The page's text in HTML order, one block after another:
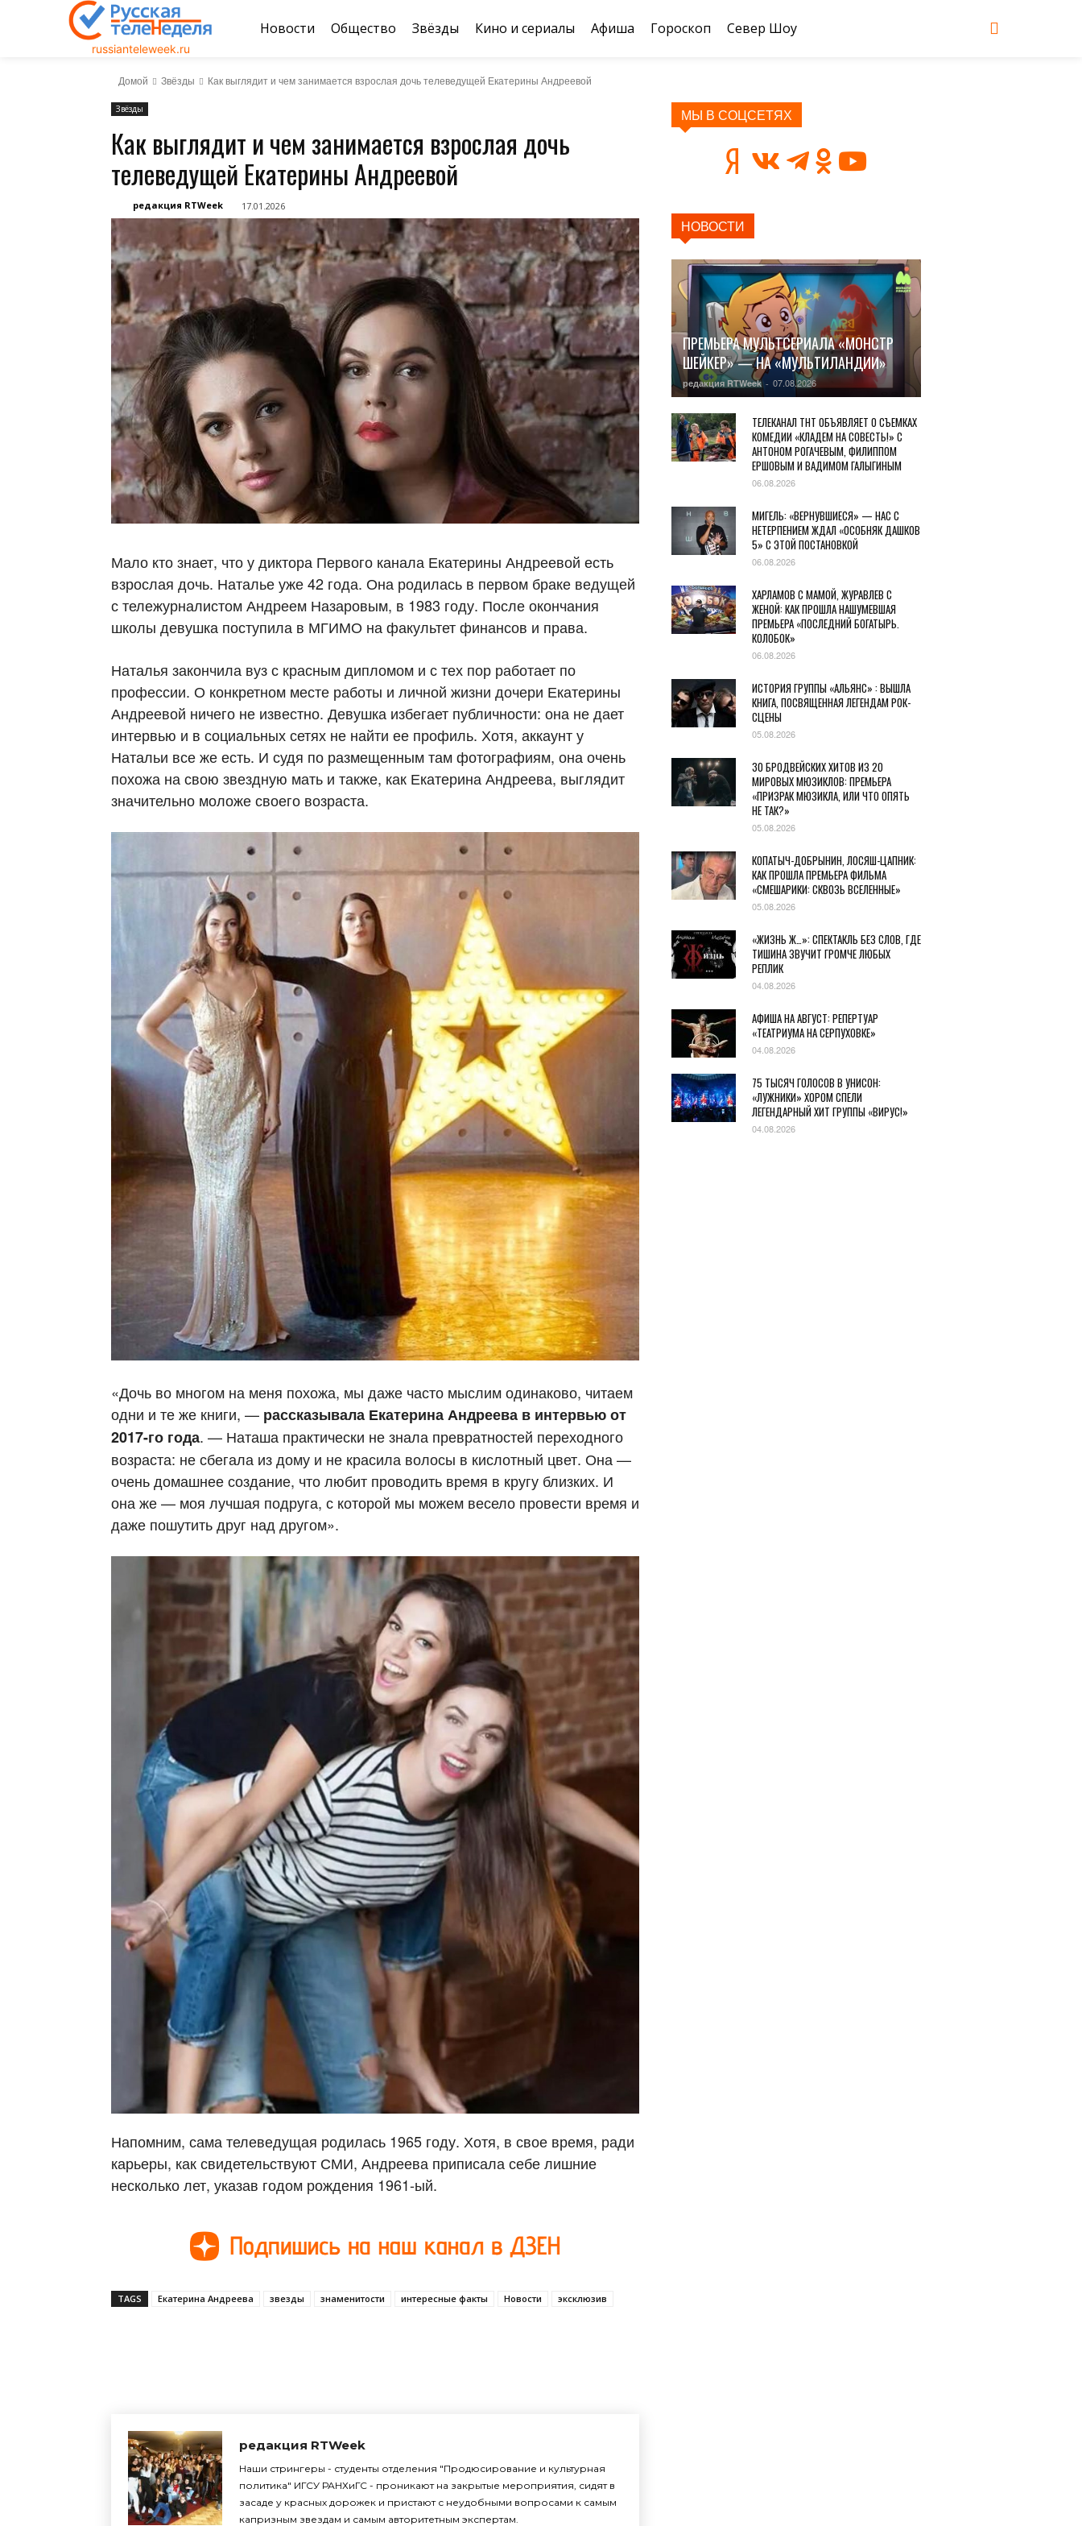
russianteleweek.ru
Новости Общество Звёзды Кино и сериалы Афиша Гороскоп Север Шоу
Домой Звёзды Как выглядит и чем занимается взрослая дочь телеведущей Екатерины Андреевой
Звёзды
Как выглядит и чем занимается взрослая дочь
телеведущей Екатерины Андреевой
редакция RTWeek 17.01.2026
Мало кто знает, что у диктора Первого канала Екатерины Андреевой есть
взрослая дочь. Наталье уже 42 года. Она родилась в первом браке ведущей
с тележурналистом Андреем Назаровым, в 1983 году. После окончания
школы девушка поступила в МГИМО на факультет финансов и права.
Наталья закончила вуз с красным дипломом и с тех пор работает по
профессии. О конкретном месте работы и личной жизни дочери Екатерины
Андреевой ничего не известно. Девушка избегает публичности: она не дает
интервью и в социальных сетях не найти ее профиль. Хотя, аккаунт у
Натальи все же есть. И судя по размещенным там фотографиям, она очень
похожа на свою звездную мать и также, как Екатерина Андреева, выглядит
значительно моложе своего возраста.
«Дочь во многом на меня похожа, мы даже часто мыслим одинаково, читаем
одни и те же книги, — рассказывала Екатерина Андреева в интервью от
2017-го года. — Наташа практически не знала превратностей переходного
возраста: не сбегала из дому и не красила волосы в кислотный цвет. Она —
очень домашнее создание, что любит проводить время в кругу близких. И
она же — моя лучшая подруга, с которой мы можем весело провести время и
даже пошутить друг над другом».
Напомним, сама телеведущая родилась 1965 году. Хотя, в свое время, ради
карьеры, как свидетельствуют СМИ, Андреева приписала себе лишние
несколько лет, указав годом рождения 1961-ый.
TAGS Екатерина Андреева звезды знаменитости интересные факты Новости эксклюзив
редакция RTWeek
Наши стрингеры - студенты отделения "Продюсирование и культурная
политика" ИГСУ РАНХиГС - проникают на закрытые мероприятия, сидят в
засаде у красных дорожек и пристают с неудобными вопросами к самым
капризным звездам и самым авторитетным экспертам.
МЫ В СОЦСЕТЯХ
НОВОСТИ
ПРЕМЬЕРА МУЛЬТСЕРИАЛА «МОНСТР
ШЕЙКЕР» — НА «МУЛЬТИЛАНДИИ»
редакция RTWeek - 07.08.2026
ТЕЛЕКАНАЛ ТНТ ОБЪЯВЛЯЕТ О СЪЕМКАХ
КОМЕДИИ «КЛАДЕМ НА СОВЕСТЬ!» С
АНТОНОМ РОГАЧЕВЫМ, ФИЛИППОМ
ЕРШОВЫМ И ВАДИМОМ ГАЛЫГИНЫМ
06.08.2026
МИГЕЛЬ: «ВЕРНУВШИЕСЯ» — НАС С
НЕТЕРПЕНИЕМ ЖДАЛ «ОСОБНЯК ДАШКОВ
5» С ЭТОЙ ПОСТАНОВКОЙ
06.08.2026
ХАРЛАМОВ С МАМОЙ, ЖУРАВЛЕВ С
ЖЕНОЙ: КАК ПРОШЛА НАШУМЕВШАЯ
ПРЕМЬЕРА «ПОСЛЕДНИЙ БОГАТЫРЬ.
КОЛОБОК»
06.08.2026
ИСТОРИЯ ГРУППЫ «АЛЬЯНС» : ВЫШЛА
КНИГА, ПОСВЯЩЕННАЯ ЛЕГЕНДАМ РОК-
СЦЕНЫ
05.08.2026
30 БРОДВЕЙСКИХ ХИТОВ ИЗ 20
МИРОВЫХ МЮЗИКЛОВ: ПРЕМЬЕРА
«ПРИЗРАК МЮЗИКЛА, ИЛИ ЧТО ОПЯТЬ
НЕ ТАК?»
05.08.2026
КОПАТЫЧ-ДОБРЫНИН, ЛОСЯШ-ЦАПНИК:
КАК ПРОШЛА ПРЕМЬЕРА ФИЛЬМА
«СМЕШАРИКИ: СКВОЗЬ ВСЕЛЕННЫЕ»
05.08.2026
«ЖИЗНЬ Ж…»: СПЕКТАКЛЬ БЕЗ СЛОВ, ГДЕ
ТИШИНА ЗВУЧИТ ГРОМЧЕ ЛЮБЫХ
РЕПЛИК
04.08.2026
АФИША НА АВГУСТ: РЕПЕРТУАР
«ТЕАТРИУМА НА СЕРПУХОВКЕ»
04.08.2026
75 ТЫСЯЧ ГОЛОСОВ В УНИСОН:
«ЛУЖНИКИ» ХОРОМ СПЕЛИ
ЛЕГЕНДАРНЫЙ ХИТ ГРУППЫ «ВИРУС!»
04.08.2026